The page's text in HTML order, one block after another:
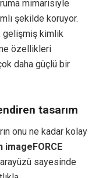
mimarisiyle
şekilde koruyor.
gelişmiş kimlik
özellikleri
daha güçlü bir
tasarım
onu ne kadar kolay
imageFORCE
sayesinde